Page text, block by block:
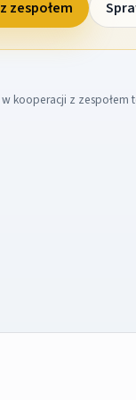
zespołem
kooperacji z zespołem